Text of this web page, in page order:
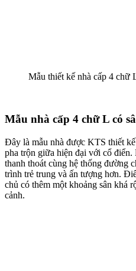
Mẫu thiết kế nhà cấp 4 chữ
Mẫu nhà cấp 4 chữ L có
Đây là mẫu nhà được KTS thiết
pha trộn giữa hiện đại với cổ
thanh thoát cùng hệ thống đường
trình trẻ trung và ấn tượng hơn.
chủ có thêm một khoảng sân khá
cảnh.